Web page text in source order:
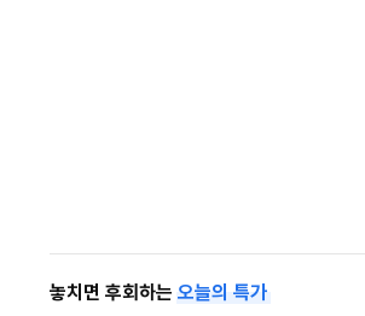
놓치면 후회하는 오늘의 특가